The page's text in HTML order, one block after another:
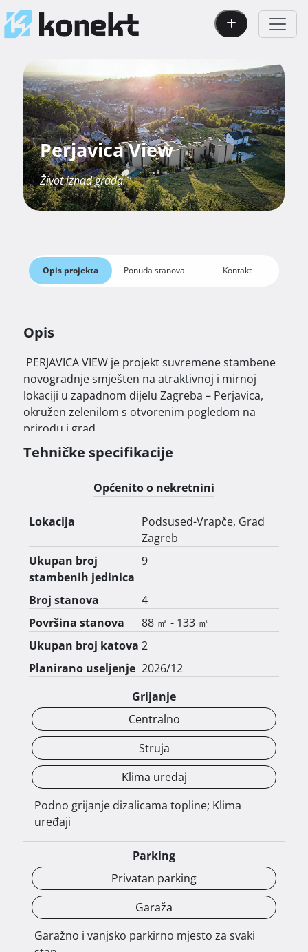
Perjavica View
Život iznad grada.
Opis projekta Ponuda stanova Kontakt
Opis
novogradnje smješten na atraktivnoj i mirnoj
lokaciji u zapadnom dijelu Zagreba – Perjavica,
okružen zelenilom s otvorenim pogledom na
prirodu i grad.
Projekt se sastoji od tri samostojeće urbane vile s
ukupno 9 stanova, pri čemu se na svakoj etaži
nalazi po jedan stan, što osigurava veću
privatnost i ugodno rezidencijalno okruženje.
Svaki stan ima pripadajuće garažno parkirno
mjesto i vanjsko parkirno mjesto, dok pojedini
stanovi imaju prostrane terase i vlastite vrtove.
U gradnji se koriste suvremeni sustavi i kvalitetni
materijali, uključujući dizalice topline, podno
grijanje u svim prostorijama, klimatizaciju,
aluminijsku stolariju s troslojnim staklom te
parket i keramiku prve klase.
Tehničke specifikacije
Općenito o nekretnini
Lokacija
Podsused-Vrapče, Grad
Zagreb
Ukupan broj
stambenih jedinica
9
Broj stanova
4
Površina stanova
88 ㎡ - 133 ㎡
Ukupan broj katova 2
Planirano useljenje 2026/12
Grijanje
Centralno
Struja
Klima uređaj
Podno grijanje dizalicama topline; Klima
uređaji
Parking
Privatan parking
Garaža
Garažno i vanjsko parkirno mjesto za svaki